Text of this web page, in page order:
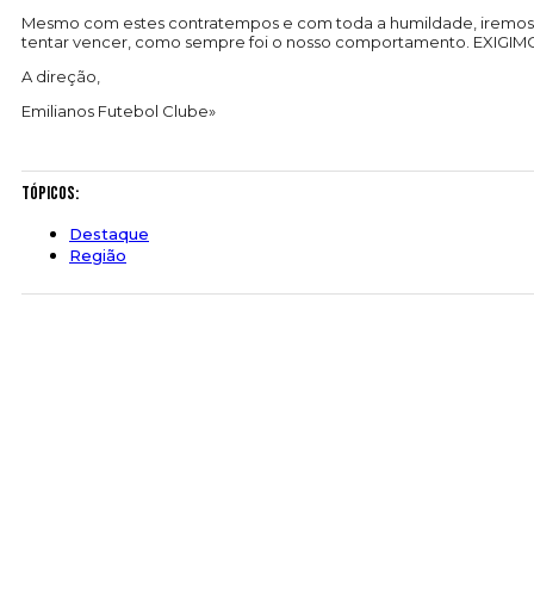
Mesmo com estes contratempos e com toda a humildade,
tentar vencer, como sempre foi o nosso comportamento.
A direção,
Emilianos Futebol Clube»
Tópicos:
Destaque
Região